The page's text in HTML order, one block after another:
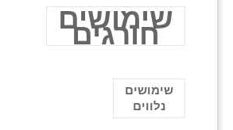
שימושים
חורגים
שימושים
נלווים